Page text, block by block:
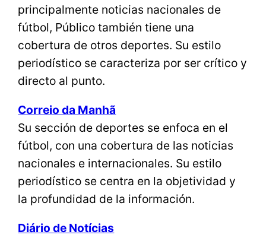
principalmente noticias nacionales de
fútbol, Público también tiene una
cobertura de otros deportes. Su estilo
periodístico se caracteriza por ser crítico y
directo al punto.
Correio da Manhã
Su sección de deportes se enfoca en el
fútbol, con una cobertura de las noticias
nacionales e internacionales. Su estilo
periodístico se centra en la objetividad y
la profundidad de la información.
Diário de Notícias